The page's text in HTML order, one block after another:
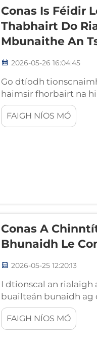
Conas Is Féidir
Thabhairt Do
Mbunaithe An
2026-05-26 16:04:45
Go dtíodh
haimsir fhorbairt na
thagann riachtanais
athsholáthar
FAIGH NÍOS MÓ
Conas A
Bhunaidh Le
2026-05-25 12:20:13
I dtionscal an
buailteán bunaidh ag
céimeanna is
ailtireachta. Is é an
FAIGH NÍOS MÓ